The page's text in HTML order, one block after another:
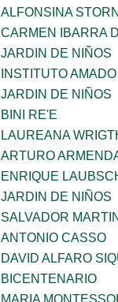
ALFONSINA STORNI
CARMEN IBARRA
JARDIN DE NIÑOS
INSTITUTO
JARDIN DE NIÑOS
BINI RE'E
LAUREANA
ARTURO
ENRIQUE
JARDIN DE NIÑOS
SALVADOR
ANTONIO CASSO
DAVID ALFARO
BICENTENARIO